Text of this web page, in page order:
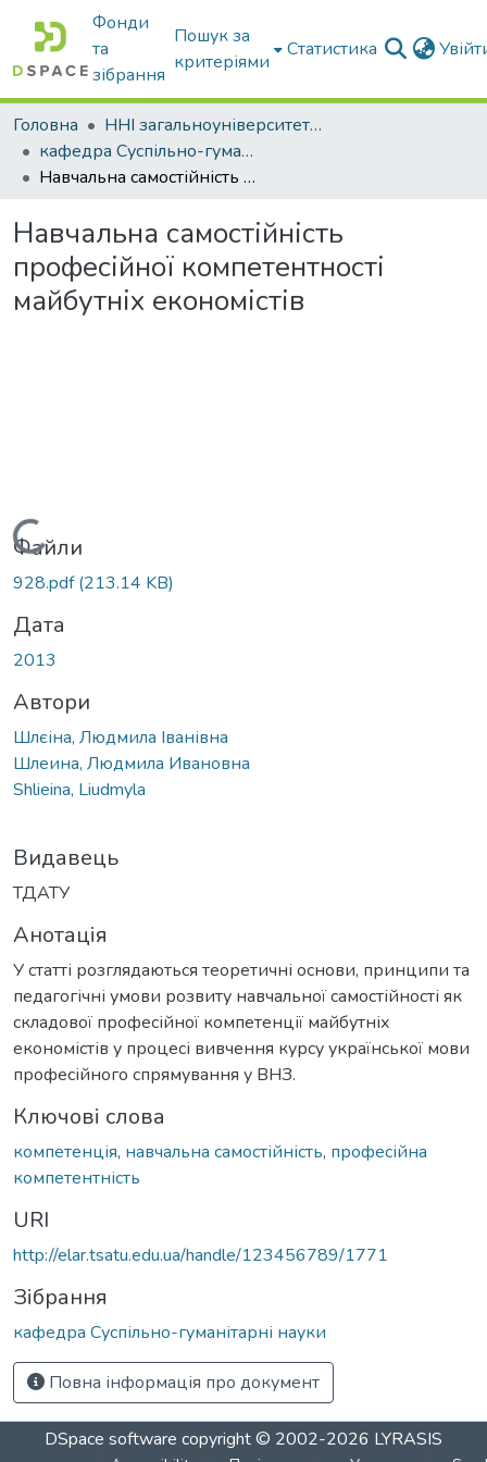
Фонди
та
зібрання
Пошук за
критеріями
Статистика
Головна
ННІ загальноуніверситетської підготовки
кафедра Суспільно-гуманітарні науки
Навчальна самостійність професійної компетентності майбутніх економістів
Навчальна самостійність
професійної компетентності
майбутніх економістів
Вантажиться...
Файли
928.pdf(213.14 KB)
Дата
2013
Автори
Шлєіна, Людмила Іванівна
Шлеина, Людмила Ивановна
Shlieina, Liudmyla
Видавець
ТДАТУ
Анотація
У статті розглядаються теоретичні основи, принципи та
педагогічні умови розвиту навчальної самостійності як
складової професійної компетенції майбутніх
економістів у процесі вивчення курсу української мови
професійного спрямування у ВНЗ.
Ключові слова
компетенція, навчальна самостійність, професійна
компетентність
URI
http://elar.tsatu.edu.ua/handle/123456789/1771
Зібрання
кафедра Суспільно-гуманітарні науки
Повна інформація про документ
DSpace software copyright © 2002-2026 LYRASIS